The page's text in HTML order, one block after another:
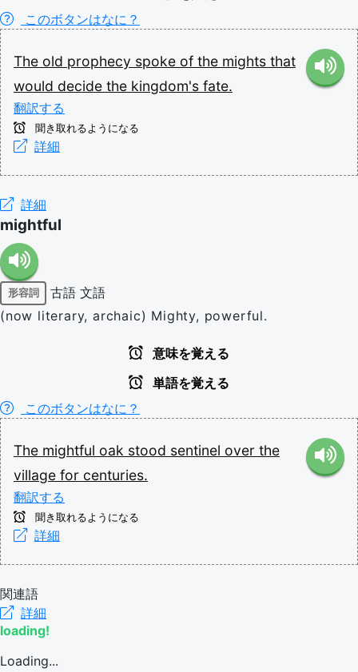
このボタンはなに？
The old prophecy spoke of the mights that
would decide the kingdom's fate.
翻訳する
聞き取れるようになる
詳細
詳細
mightful
形容詞 古語 文語
(now literary, archaic) Mighty, powerful.
意味を覚える
単語を覚える
このボタンはなに？
The mightful oak stood sentinel over the
village for centuries.
翻訳する
聞き取れるようになる
詳細
関連語
詳細
loading!
Loading...